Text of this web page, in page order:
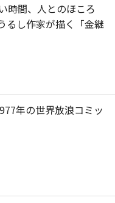
時間、人とのほころ
るし作家が描く「金継
年の世界放浪コミッ